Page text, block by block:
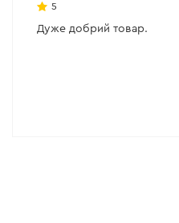
5
Дуже добрий товар.